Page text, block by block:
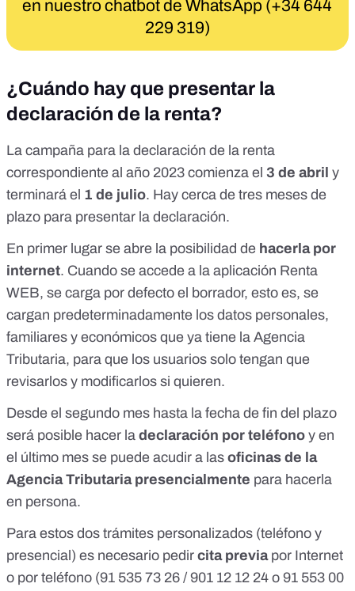
en nuestro chatbot de WhatsApp (+34 644
229 319)
¿Cuándo hay que presentar la
declaración de la renta?
La campaña para la declaración de la renta
correspondiente al año 2023 comienza el 3 de abril y
terminará el 1 de julio. Hay cerca de tres meses de
plazo para presentar la declaración.
En primer lugar se abre la posibilidad de hacerla por
internet. Cuando se accede a la aplicación Renta
WEB, se carga por defecto el borrador, esto es, se
cargan predeterminadamente los datos personales,
familiares y económicos que ya tiene la Agencia
Tributaria, para que los usuarios solo tengan que
revisarlos y modificarlos si quieren.
Desde el segundo mes hasta la fecha de fin del plazo
será posible hacer la declaración por teléfono y en
el último mes se puede acudir a las oficinas de la
Agencia Tributaria presencialmente para hacerla
en persona.
Para estos dos trámites personalizados (teléfono y
presencial) es necesario pedir cita previapor Internet
o por teléfono (91 535 73 26 / 901 12 12 24 o 91 553 00